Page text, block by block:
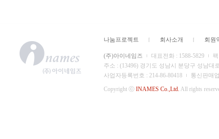
나눔프로젝트 회사소개 회원
(주)아이네임즈 대표전화 : 1588-5829
주소 : (13496) 경기도 성남시 분당구 성남대
사업자등록번호 : 214-86-80418
통신판매
Copyright ⓒ INAMES Co.,Ltd. All rights